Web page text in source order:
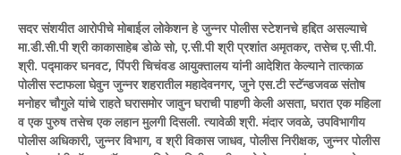
सदर संशयीत आरोपीचे मोबाईल लोकेशन हे जुन्नर पोलीस स्टेशनचे हद्दित असल्याचे
मा.डी.सी.पी श्री काकासाहेब डोळे सो, ए.सी.पी श्री प्रशांत अमृतकर, तसेच ए.सी.पी.
श्री. पद्माकर घनवट, पिंपरी चिचंवड आयुक्तालय यांनी आदेशित केल्याने तात्काळ
पोलीस स्टाफला घेवुन जुन्नर शहरातील महादेवनगर, जुने एस.टी स्टॅन्डजवळ संतोष
मनोहर चौगुले यांचे राहते घरासमोर जावुन घराची पाहणी केली असता, घरात एक महिला
व एक पुरुष तसेच एक लहान मुलगी दिसली. त्यावेळी श्री. मंदार जवळे, उपविभागीय
पोलीस अधिकारी, जुन्नर विभाग, व श्री विकास जाधव, पोलीस निरीक्षक, जुन्नर पोलीस